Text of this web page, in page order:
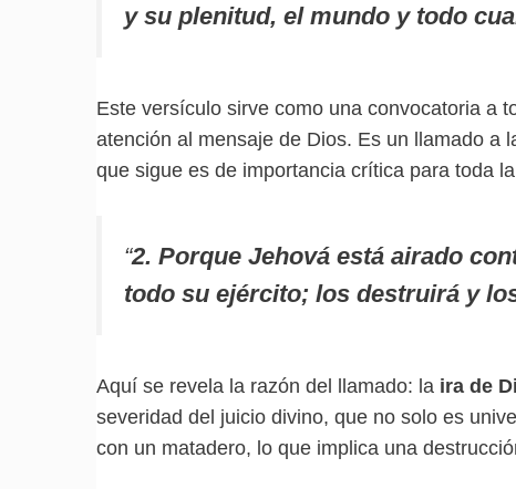
y su plenitud, el mundo y todo
Este versículo sirve como una convocatoria a
atención al mensaje de Dios. Es un llamado a
que sigue es de importancia crítica para toda
“2. Porque Jehová está airado
todo su ejército; los destruirá y
Aquí se revela la razón del llamado: la ira de
severidad del juicio divino, que no solo es
con un matadero, lo que implica una